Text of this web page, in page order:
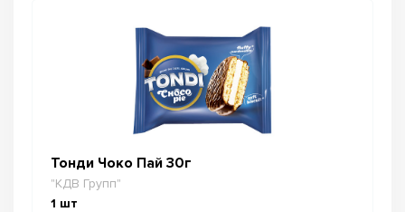
Тонди Чоко Пай 30г
"КДВ Групп"
1 шт